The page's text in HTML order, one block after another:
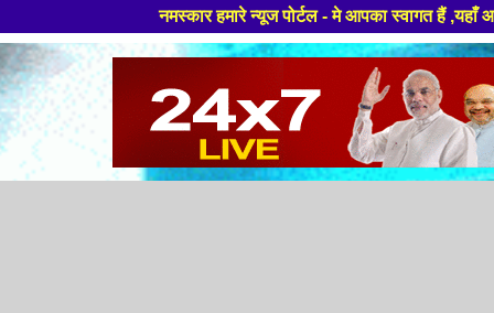
हमारे न्यूज पोर्टल - मे आपका स्वागत हैं ,यहाँ आपको हमेशा ताजा